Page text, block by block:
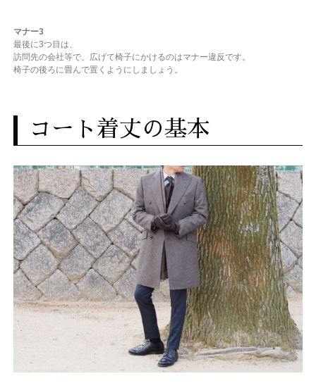
マナー3
最後に3つ目は、
訪問先の会社等で、広げて椅子にかけるのはマナー違反です。
椅子の後ろに畳んで置くようにしましょう。
コート着丈の基本